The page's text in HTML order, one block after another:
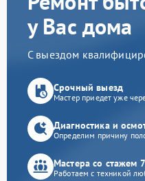
у Вас дома
С выездом
Срочный выезд
Мастер приедет уже
Диагностика и
Определим причину
Мастера со стажем
Работаем с техникой